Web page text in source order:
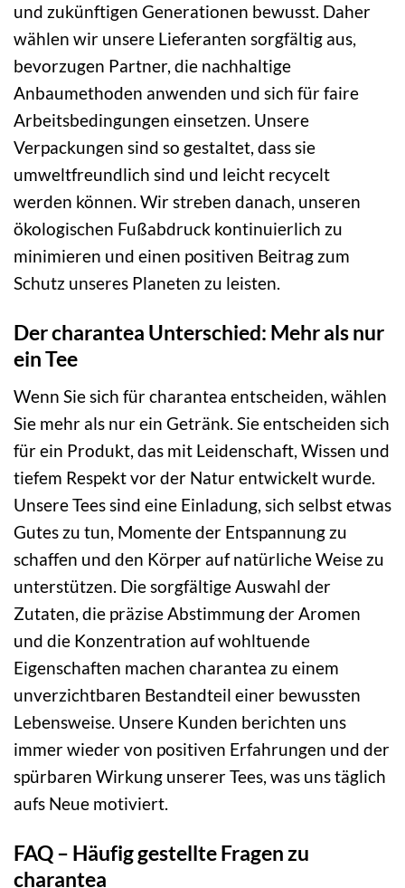
und zukünftigen Generationen bewusst. Daher
wählen wir unsere Lieferanten sorgfältig aus,
bevorzugen Partner, die nachhaltige
Anbaumethoden anwenden und sich für faire
Arbeitsbedingungen einsetzen. Unsere
Verpackungen sind so gestaltet, dass sie
umweltfreundlich sind und leicht recycelt
werden können. Wir streben danach, unseren
ökologischen Fußabdruck kontinuierlich zu
minimieren und einen positiven Beitrag zum
Schutz unseres Planeten zu leisten.
Der charantea Unterschied: Mehr als nur
ein Tee
Wenn Sie sich für charantea entscheiden, wählen
Sie mehr als nur ein Getränk. Sie entscheiden sich
für ein Produkt, das mit Leidenschaft, Wissen und
tiefem Respekt vor der Natur entwickelt wurde.
Unsere Tees sind eine Einladung, sich selbst etwas
Gutes zu tun, Momente der Entspannung zu
schaffen und den Körper auf natürliche Weise zu
unterstützen. Die sorgfältige Auswahl der
Zutaten, die präzise Abstimmung der Aromen
und die Konzentration auf wohltuende
Eigenschaften machen charantea zu einem
unverzichtbaren Bestandteil einer bewussten
Lebensweise. Unsere Kunden berichten uns
immer wieder von positiven Erfahrungen und der
spürbaren Wirkung unserer Tees, was uns täglich
aufs Neue motiviert.
FAQ – Häufig gestellte Fragen zu
charantea